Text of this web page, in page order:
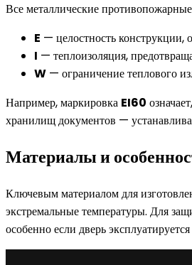
Все металлические
E — целостность конструкции,
I — теплоизоляция,
W — ограничение теплового
Например, маркировка EI60
хранилищ документов —
Материалы и
Ключевым материалом для
экстремальные температуры. Для
особенно если дверь